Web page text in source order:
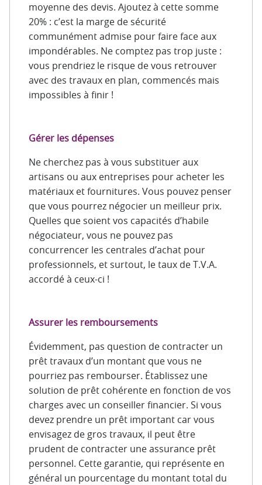
moyenne des devis. Ajoutez à cette somme
20% : c’est la marge de sécurité
communément admise pour faire face aux
impondérables. Ne comptez pas trop juste :
vous prendriez le risque de vous retrouver
avec des travaux en plan, commencés mais
impossibles à finir !
Gérer les dépenses
Ne cherchez pas à vous substituer aux
artisans ou aux entreprises pour acheter les
matériaux et fournitures. Vous pouvez penser
que vous pourrez négocier un meilleur prix.
Quelles que soient vos capacités d’habile
négociateur, vous ne pouvez pas
concurrencer les centrales d’achat pour
professionnels, et surtout, le taux de T.V.A.
accordé à ceux-ci !
Assurer les remboursements
Évidemment, pas question de contracter un
prêt travaux d’un montant que vous ne
pourriez pas rembourser. Établissez une
solution de prêt cohérente en fonction de vos
charges avec un conseiller financier. Si vous
devez prendre un prêt important car vous
envisagez de gros travaux, il peut être
prudent de contracter une assurance prêt
personnel. Cette garantie, qui représente en
général un pourcentage du montant total du